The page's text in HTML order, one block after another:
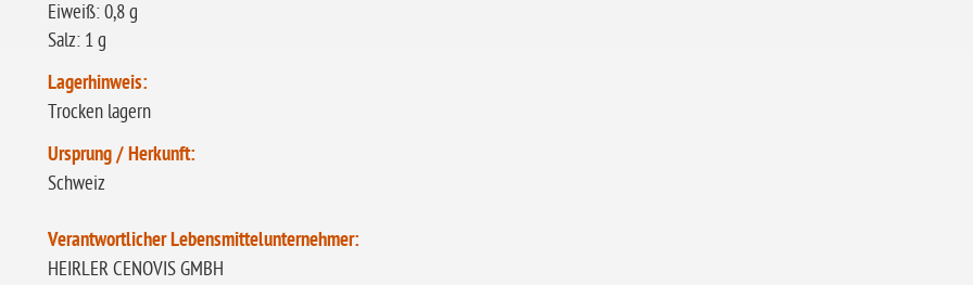
Eiweiß: 0,8 g
Salz: 1 g
Lagerhinweis:
Trocken lagern
Ursprung / Herkunft:
Schweiz
Verantwortlicher Lebensmittelunternehmer:
HEIRLER CENOVIS GMBH